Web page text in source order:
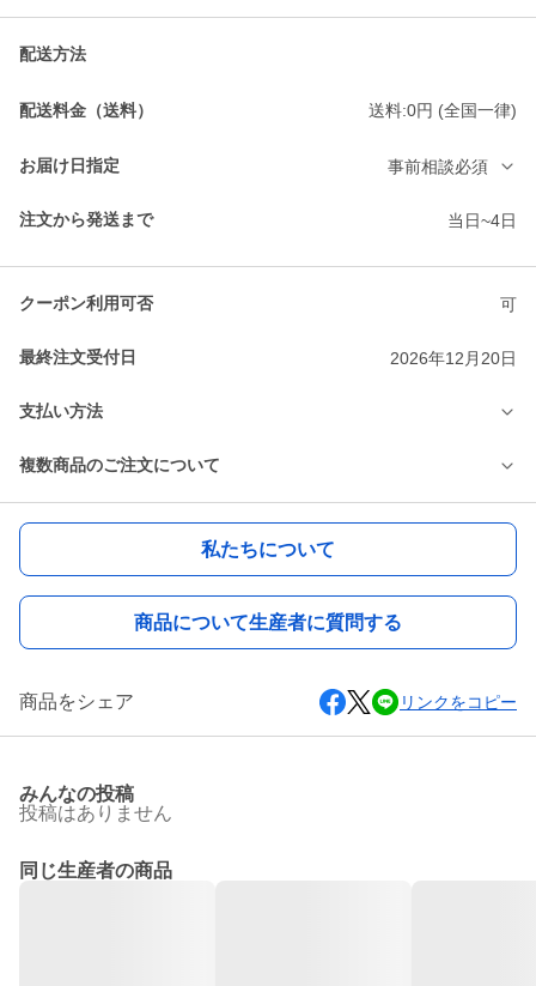
配送方法
配送料金（送料） 送料:0円 (全国一律)
お届け日指定 事前相談必須
注文から発送まで 当日~4日
クーポン利用可否 可
最終注文受付日 2026年12月20日
支払い方法
複数商品のご注文について
私たちについて
商品について生産者に質問する
商品をシェア リンクをコピー
みんなの投稿
投稿はありません
同じ生産者の商品